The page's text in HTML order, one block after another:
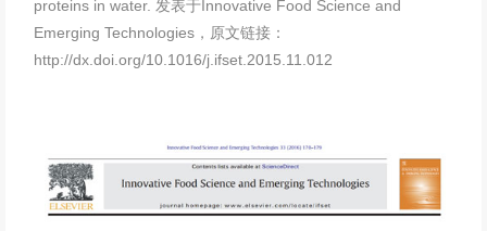
proteins in water. 发表于Innovative Food Science and
Emerging Technologies，原文链接：
http://dx.doi.org/10.1016/j.ifset.2015.11.012